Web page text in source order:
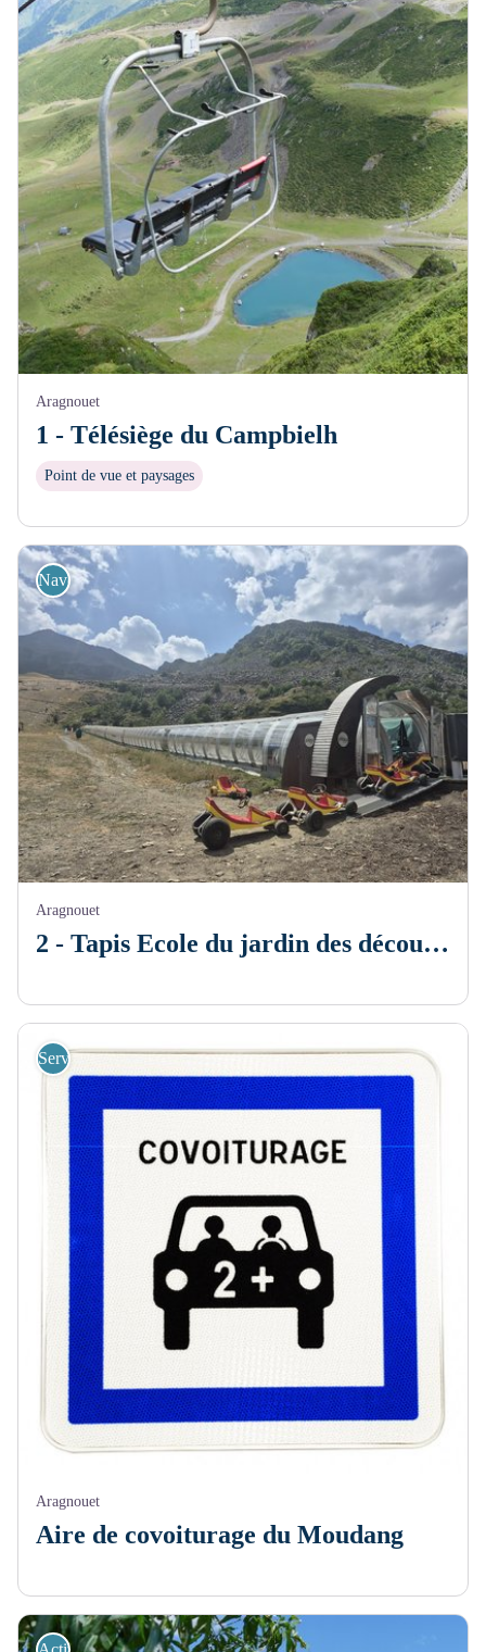
Aragnouet
1 - Télésiège du Campbielh
Point de vue et paysages
Navette / transports
Aragnouet
2 - Tapis Ecole du jardin des découvertes
Services
Aragnouet
Aire de covoiturage du Moudang